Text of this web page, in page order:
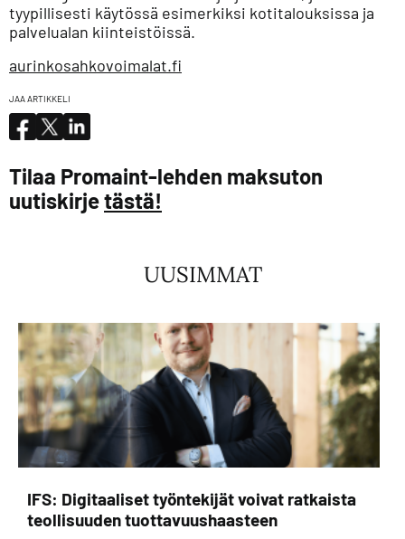
tyypillisesti käytössä esimerkiksi kotitalouksissa ja
palvelualan kiinteistöissä.
aurinkosahkovoimalat.fi
JAA ARTIKKELI
Tilaa Promaint-lehden maksuton
uutiskirjetästä!
UUSIMMAT
IFS: Digitaaliset työntekijät voivat ratkaista
teollisuuden tuottavuushaasteen